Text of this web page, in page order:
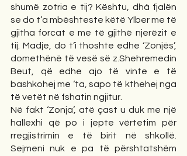
shumë zotria e tij? Kështu, dhá fjalën
se do t’a mbështeste këtë Ylber me të
gjitha forcat e me të gjithë njerëzit e
tij. Madje, do t’i thoshte edhe ‘Zonjës’,
domethënë të vesë së z.Shehremedin
Beut, që edhe ajo të vinte e të
bashkohej me ‘ta, sapo të kthehej nga
të vetët në fshatin ngjitur.
Në fakt ‘Zonja’, atë çast u duk me një
hallexhi që po i jepte vërtetim për
rregjistrimin e të birit në shkollë.
Sejmeni nuk e pa të përshtatshëm